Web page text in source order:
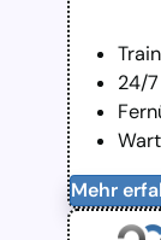
24/
Mehr